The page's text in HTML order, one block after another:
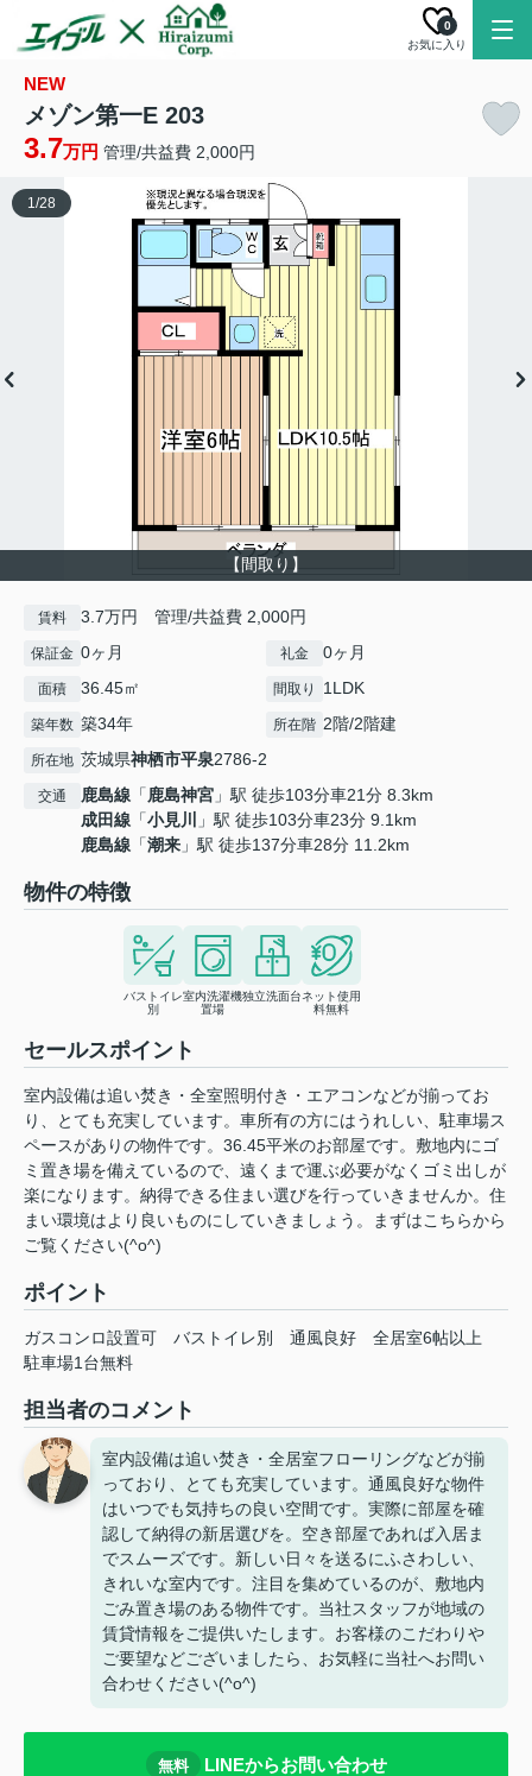
お気に入り
0
NEW
メゾン第一E 203
3.7万円 管理/共益費 2,000円
【間取り】
1/28
賃料 3.7万円 管理/共益費 2,000円
保証金 0ヶ月 礼金 0ヶ月
面積 36.45㎡ 間取り 1LDK
築年数 築34年 所在階 2階/2階建
所在地 茨城県神栖市平泉2786-2
交通 鹿島線 「鹿島神宮 」駅 徒歩103分車21分 8.3km
成田線 「小見川
」駅 徒歩103分車23分 9.1km
鹿島線 「潮来 」駅 徒歩137分車28分 11.2km
物件の特徴
バストイレ
別
室内洗濯機
置場
独立洗面台ネット使用
料無料
セールスポイント
室内設備は追い焚き・全室照明付き・エアコンなどが揃ってお
り、とても充実しています。車所有の方にはうれしい、駐車場ス
ペースがありの物件です。36.45平米のお部屋です。敷地内にゴ
ミ置き場を備えているので、遠くまで運ぶ必要がなくゴミ出しが
楽になります。納得できる住まい選びを行っていきませんか。住
まい環境はより良いものにしていきましょう。まずはこちらから
ご覧ください(^o^)
ポイント
ガスコンロ設置可 バストイレ別 通風良好
全居室6帖以上
駐車場1台無料
担当者のコメント
室内設備は追い焚き・全居室フローリングなどが揃
っており、とても充実しています。通風良好な物件
はいつでも気持ちの良い空間です。実際に部屋を確
認して納得の新居選びを。空き部屋であれば入居ま
でスムーズです。新しい日々を送るにふさわしい、
きれいな室内です。注目を集めているのが、敷地内
ごみ置き場のある物件です。当社スタッフが地域の
賃貸情報をご提供いたします。お客様のこだわりや
ご要望などございましたら、お気軽に当社へお問い
合わせください(^o^)
無料 LINEからお問い合わせ